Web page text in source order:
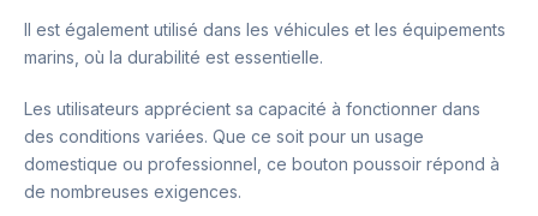
Il est également utilisé dans les véhicules et les équipements
marins, où la durabilité est essentielle.
Les utilisateurs apprécient sa capacité à fonctionner dans
des conditions variées. Que ce soit pour un usage
domestique ou professionnel, ce bouton poussoir répond à
de nombreuses exigences.